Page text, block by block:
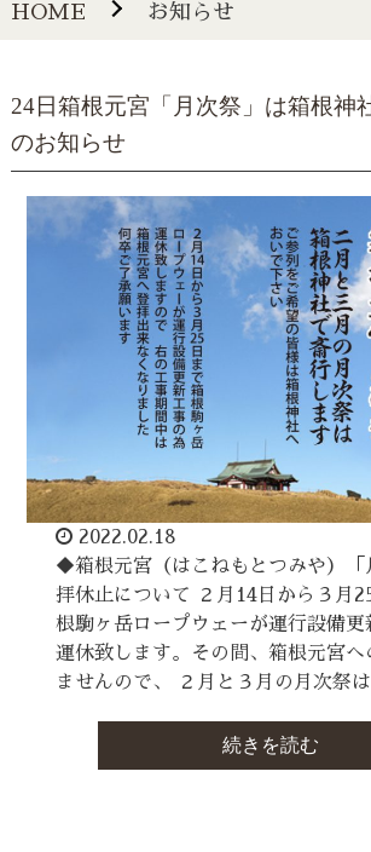
HOME お知らせ
24日箱根元宮「月次祭」は箱根神
のお知らせ
2022.02.18
◆箱根元宮（はこねもとつみや）「
拝休止について ２月14日から３月
根駒ヶ岳ロープウェーが運行設備更
運休致します。その間、箱根元宮へ
ませんので、 ２月と３月の月次祭
続きを読む